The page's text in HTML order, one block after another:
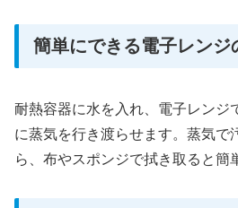
簡単にできる電子レンジ
耐熱容器に水を入れ、電子レンジ
に蒸気を行き渡らせます。蒸気で
ら、布やスポンジで拭き取ると簡